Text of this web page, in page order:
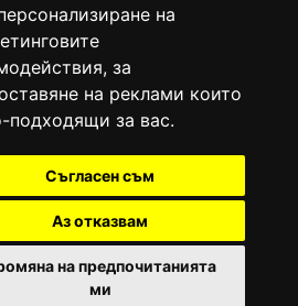
на
, за
на реклами които
подходящи за вас.
Съгласен съм
Аз отказвам
на предпочитанията
ми
е регистрирано в националния
издания (Българска национална
1312-4722.
на марката: Вяра информационен
България, със свидетелство за марка
година.